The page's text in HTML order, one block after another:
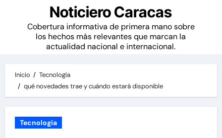
Noticiero Caracas
Cobertura informativa de primera mano sobre
los hechos más relevantes que marcan la
actualidad nacional e internacional.
Inicio
Tecnología
qué novedades trae y cuándo estará disponible
Tecnología